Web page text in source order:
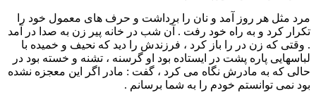
مرد مثل هر روز آمد و نان را برداشت و حرف های معمول خود را
تکرار کرد و به راه خود رفت . آن شب در خانه پیر زن به صدا در آمد
. وقتی که زن در را باز کرد ، فرزندش را دید که نحیف و خمیده با
لباسهایی پاره پشت در ایستاده بود او گرسنه ، تشنه و خسته بود در
حالی که به مادرش نگاه می کرد ، گفت : مادر اگر این معجزه نشده
بود نمی توانستم خودم را به شما برسانم .